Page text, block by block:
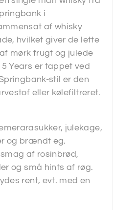
i
af whisky
hvilket giver de lette
mørk frugt og julede
Years er tappet ved
stil er den
eller kølefiltreret.
julekage,
og brændt eg.
af rosinbrød,
og små hints af røg.
rent, evt. med en